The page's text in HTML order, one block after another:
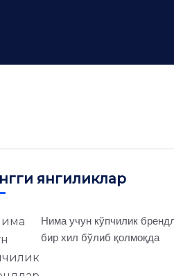
янгиликлар
Нима учун кўпчилик
бир хил бўлиб қолмоқда